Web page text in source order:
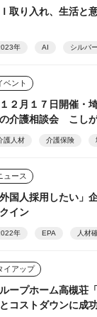
取り入れ、生活と
年 AI シルバ
ベント
２月１７日開催
介護相談会 こし
介護人材フェア
護人材 介護保険
ュース
外国人採用したい」
イン
年 EPA 人材
イアップ
ープホーム高槻荘
コストダウンに成